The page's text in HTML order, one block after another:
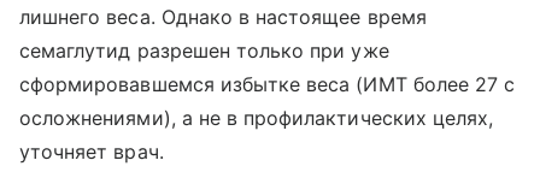
лишнего веса. Однако в настоящее время
семаглутид разрешен только при уже
сформировавшемся избытке веса (ИМТ более 27 с
осложнениями), а не в профилактических целях,
уточняет врач.